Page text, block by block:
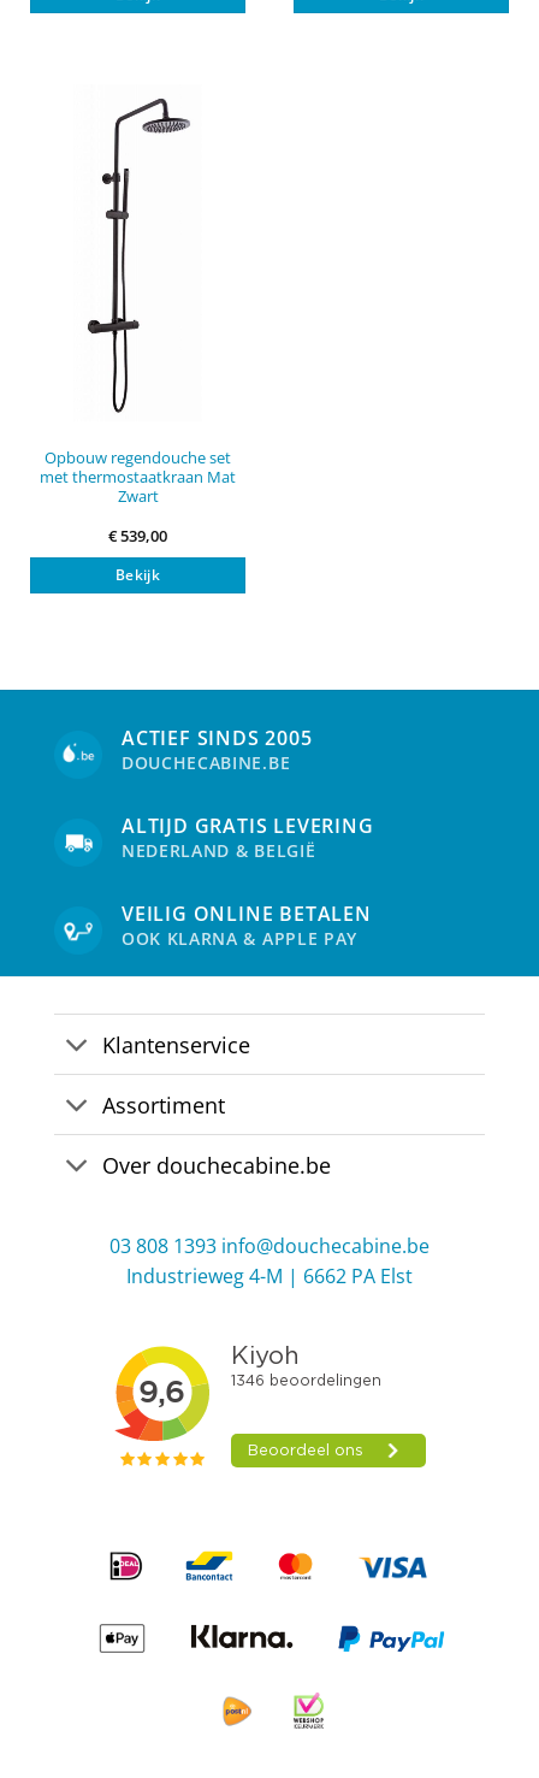
Opbouw regendouche set
met thermostaatkraan Mat
Zwart
€539,00
Bekijk
ACTIEF SINDS 2005
DOUCHECABINE.BE
ALTIJD GRATIS LEVERING
NEDERLAND & BELGIË
VEILIG ONLINE BETALEN
OOK KLARNA & APPLE PAY
Klantenservice
Assortiment
Over douchecabine.be
03 808 1393 info@douchecabine.be
Industrieweg 4-M | 6662 PA Elst